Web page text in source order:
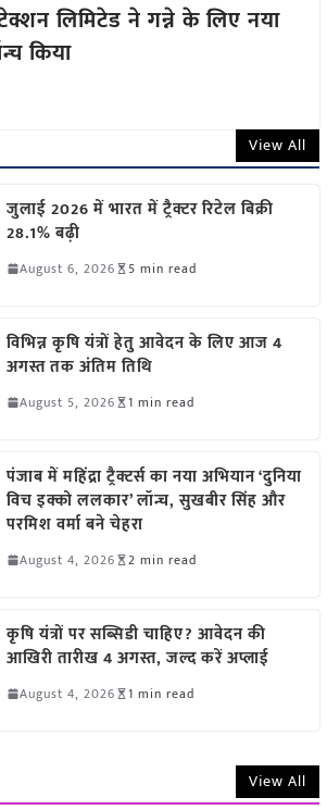
लिमिटेड ने गन्ने के लिए नया
किया
View All
जुलाई 2026 में भारत में ट्रैक्टर रिटेल बिक्री
28.1% बढ़ी
August 6, 2026 5 min read
विभिन्न कृषि यंत्रों हेतु आवेदन के लिए आज 4
अगस्त तक अंतिम तिथि
August 5, 2026 1 min read
पंजाब में महिंद्रा ट्रैक्टर्स का नया अभियान ‘दुनिया
विच इक्को ललकार’ लॉन्च, सुखबीर सिंह और
परमिश वर्मा बने चेहरा
August 4, 2026 2 min read
कृषि यंत्रों पर सब्सिडी चाहिए? आवेदन की
आखिरी तारीख 4 अगस्त, जल्द करें अप्लाई
August 4, 2026 1 min read
View All